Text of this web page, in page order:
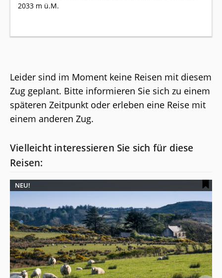
2033 m ü.M.
Leider sind im Moment keine Reisen mit diesem
Zug geplant. Bitte informieren Sie sich zu einem
späteren Zeitpunkt oder erleben eine Reise mit
einem anderen Zug.
Vielleicht interessieren Sie sich für diese
Reisen:
NEU!